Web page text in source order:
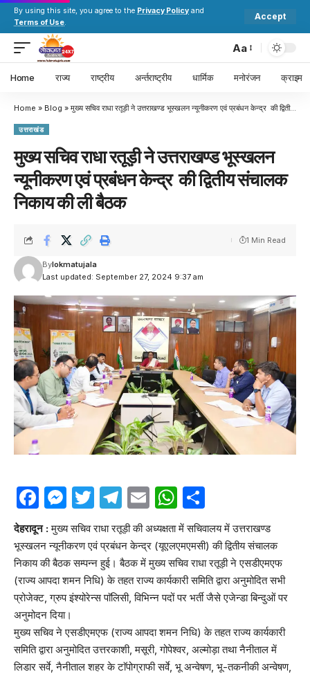
By using this site, you agree to the Privacy Policy and
Terms of Use.
Accept
Aa
Home राज्य राष्ट्रीय अर्न्तराष्ट्रीय धार्मिक मनोरंजन क्राइम
Home » Blog » मुख्य सचिव राधा रतूड़ी ने उत्तराखण्ड भूस्खलन न्यूनीकरण एवं प्रबंधन केन्द्र की द्वितीय संचालक निकाय की ली बैठक
उत्तराखंड
मुख्य सचिव राधा रतूड़ी ने उत्तराखण्ड भूस्खलन
न्यूनीकरण एवं प्रबंधन केन्द्र की द्वितीय संचालक
निकाय की ली बैठक
Last updated: September 27, 2024 9:37 am
Bylokmatujala
1 Min Read
Facebook
Messenger
Twitter
Telegram
EmailWhatsApp
देहरादून :मुख्य सचिव राधा रतूड़ी की अध्यक्षता में सचिवालय में उत्तराखण्ड
भूस्खलन न्यूनीकरण एवं प्रबंधन केन्द्र (यूएलएमएमसी) की द्वितीय संचालक
निकाय की बैठक सम्पन्न हुई। बैठक में मुख्य सचिव राधा रतूड़ी ने एसडीएमएफ
(राज्य आपदा शमन निधि) के तहत राज्य कार्यकारी समिति द्वारा अनुमोदित सभी
प्रोजेक्ट, ग्रुप इंश्योरेन्स पाॅलिसी, विभिन्न पदों पर भर्ती जैसे एजेन्डा बिन्दुओं पर
अनुमोदन दिया।
मुख्य सचिव ने एसडीएमएफ (राज्य आपदा शमन निधि) के तहत राज्य कार्यकारी
समिति द्वारा अनुमोदित उत्तरकाशी, मसूरी, गोपेश्वर, अल्मोड़ा तथा नैनीताल में
लिडार सर्वे, नैनीताल शहर के टाॅपोग्राफी सर्वे, भू अन्वेषण, भू-तकनीकी अन्वेषण,